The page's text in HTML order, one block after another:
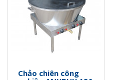
Chảo chiên công